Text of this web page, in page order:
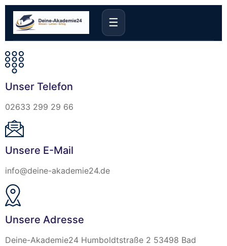
☰
Unser Telefon
02633 299 29 66
Unsere E-Mail
info@deine-akademie24.de
Unsere Adresse
Deine-Akademie24 Humboldtstraße 2 53498 Bad